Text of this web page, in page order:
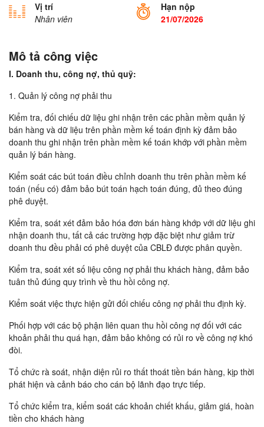
Vị trí
Nhân viên
Hạn nộp
21/07/2026
Mô tả công việc
I. Doanh thu, công nợ, thủ quỹ:
1. Quản lý công nợ phải thu
Kiểm tra, đối chiếu dữ liệu ghi nhận trên các phần mềm quản lý
bán hàng và dữ liệu trên phần mềm kế toán định kỳ đảm bảo
doanh thu ghi nhận trên phần mềm kế toán khớp với phần mềm
quản lý bán hàng.
Kiểm soát các bút toán điều chỉnh doanh thu trên phần mềm kế
toán (nếu có) đảm bảo bút toán hạch toán đúng, đủ theo đúng
phê duyệt.
Kiểm tra, soát xét đảm bảo hóa đơn bán hàng khớp với dữ liệu ghi
nhận doanh thu, tất cả các trường hợp đặc biệt như giảm trừ
doanh thu đều phải có phê duyệt của CBLĐ được phân quyền.
Kiểm tra, soát xét số liệu công nợ phải thu khách hàng, đảm bảo
tuân thủ đúng quy trình về thu hồi công nợ.
Kiểm soát việc thực hiện gửi đối chiếu công nợ phải thu định kỳ.
Phối hợp với các bộ phận liên quan thu hồi công nợ đối với các
khoản phải thu quá hạn, đảm bảo không có rủi ro về công nợ khó
đòi.
Tổ chức rà soát, nhận diện rủi ro thất thoát tiền bán hàng, kịp thời
phát hiện và cảnh báo cho cán bộ lãnh đạo trực tiếp.
Tổ chức kiểm tra, kiểm soát các khoản chiết khấu, giảm giá, hoàn
tiền cho khách hàng